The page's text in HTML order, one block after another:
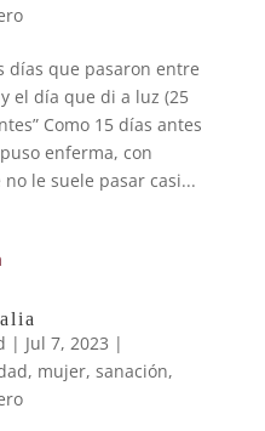
días que pasaron entre
el día que di a luz (25
Como 15 días antes
enferma, con
le suele pasar casi...
| Jul 7, 2023 |
, mujer, sanación,